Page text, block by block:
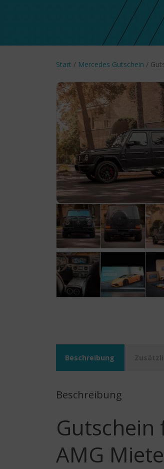
Start / Mercedes Gutschein /
Beschreibung
Beschreibung
Gutschein
AMG Miete